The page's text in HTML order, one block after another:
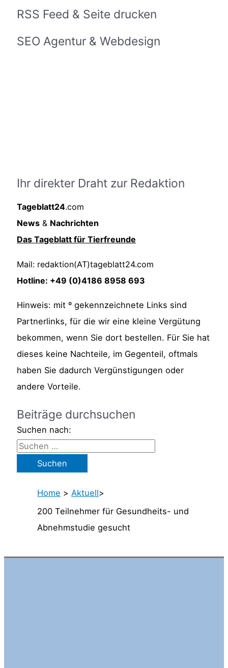
RSS Feed & Seite drucken
SEO Agentur & Webdesign
Ihr direkter Draht zur Redaktion
Tageblatt24.com
News & Nachrichten
Das Tageblatt für Tierfreunde
Mail: redaktion(AT)tageblatt24.com
Hotline: +49 (0)4186 8958 693
Hinweis: mit º gekennzeichnete Links sind
Partnerlinks, für die wir eine kleine Vergütung
bekommen, wenn Sie dort bestellen. Für Sie hat
dieses keine Nachteile, im Gegenteil, oftmals
haben Sie dadurch Vergünstigungen oder
andere Vorteile.
Beiträge durchsuchen
Suchen nach:
Home > Aktuell>
200 Teilnehmer für Gesundheits- und
Abnehmstudie gesucht